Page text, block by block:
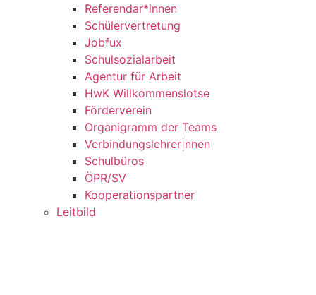
Referendar*innen
Schülervertretung
Jobfux
Schulsozialarbeit
Agentur für Arbeit
HwK Willkommenslotse
Förderverein
Organigramm der Teams
Verbindungslehrer|nnen
Schulbüros
ÖPR/SV
Kooperationspartner
Leitbild